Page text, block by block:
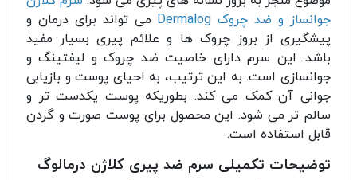
جوانساز و ضد چروک Dermalog
می تواند برای درمان و
پیشگیری از بروز چروک ها و علائم پیری بسیار مفید
باشد. این سرم دارای خاصیت ضد چروک و لیفتینگ و
جوانسازی است. به این ترتیب، به احیای پوست و بازیابی
جوانی آن کمک می کند. بطوریکه پوست یکدست تر و
سالم تر می شود. این محصول برای پوست صورت و گردن
قابل استفاده است.
توضیحات تکمیلی سرم ضد پیری کلاژن درمالوگ